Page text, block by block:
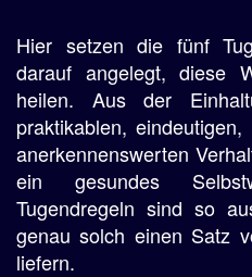
Hier setzen die fünf
darauf angelegt, diese
heilen. Aus der
praktikablen,
anerkennenswerten
ein gesundes
Tugendregeln sind so
genau solch einen Satz
liefern.